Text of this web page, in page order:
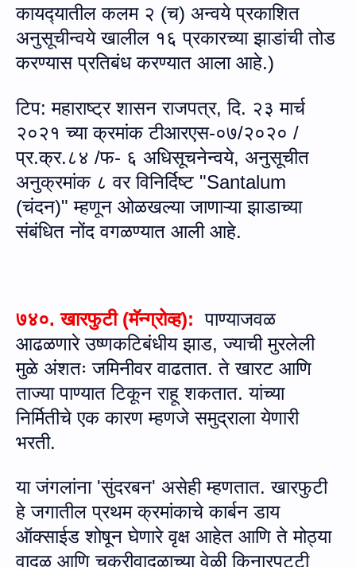
कायद्‍यातीलकलम २ (च) अन्‍वये प्रकाशित
अनुसूचीन्वये खालील १६ प्रकारच्या झाडांची तोड
करण्यास प्रतिबंध करण्यात आला आहे.)
टिप:महाराष्ट्र शासन राजपत्र,दि. २३ मार्च
२०२१ च्‍या क्रमांक टीआरएस-०७/२०२० /
प्र.क्र.८४ /फ- ६ अधिसूचनेन्‍वये, अनुसूचीत
अनुक्रमांक ८ वर विनिर्दिष्ट "Santalum
(चंदन)" म्हणून ओळखल्या जाणाऱ्या झाडाच्या
संबंधित नोंद वगळण्यात आली आहे.
७४०. खारफुटी(मॅन्ग्रोव्ह): पाण्याजवळ
आढळणारे उष्णकटिबंधीय झाड,ज्याची मुरलेली
मुळे अंशतः जमिनीवर वाढतात.ते खारट आणि
ताज्‍या पाण्यात टिकून राहू शकतात.यांच्‍या
निर्मितीचे एक कारण म्हणजे समुद्राला येणारी
भरती.
या जंगलांना'सुंदरबन' असेही म्हणतात.खारफुटी
हे जगातील प्रथम क्रमांकाचे कार्बन डाय
ऑक्‍साईड शोषून घेणारे वृक्ष आहेत आणि ते मोठ्या
वादळ आणि चक्रीवादळाच्या वेळी किनारपट्टी